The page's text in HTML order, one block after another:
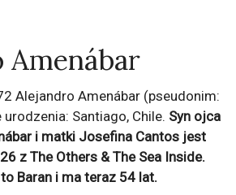
Amenábar
Alejandro Amenábar (pseudonim:
Santiago, Chile. Syn ojca
i matki Josefina Cantos jest
zThe Others & The Sea Inside.
Baran i ma teraz 54 lat.